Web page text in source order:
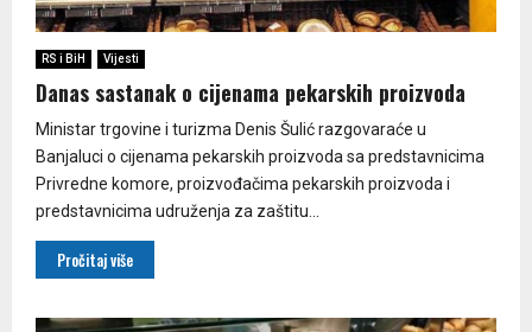
RS i BiH Vijesti
Danas sastanak o cijenama pekarskih proizvoda
Ministar trgovine i turizma Denis Šulić razgovaraće u
Banjaluci o cijenama pekarskih proizvoda sa predstavnicima
Privredne komore, proizvođačima pekarskih proizvoda i
predstavnicima udruženja za zaštitu...
Pročitaj više